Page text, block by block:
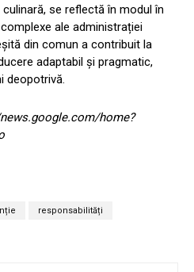
se reflectă în modul în
ale administrației
din comun a contribuit la
adaptabil și pragmatic,
deopotrivă.
home?
responsabilități